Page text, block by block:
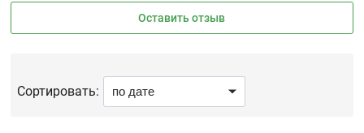
Оставить отзыв
Сортировать: